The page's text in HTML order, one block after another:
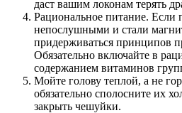
даст вашим локонам терять
Рациональное питание. Если
непослушными и стали
придерживаться принципов
Обязательно включайте в
содержанием витаминов
Мойте голову теплой, а не
обязательно сполосните их
закрыть чешуйки.